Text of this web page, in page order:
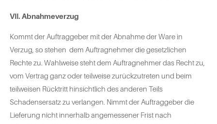
VII. Abnahmeverzug
Kommt der Auftraggeber mit der Abnahme der Ware in
Verzug, so stehen dem Auftragnehmer die gesetzlichen
Rechte zu. Wahlweise steht dem Auftragnehmer das Recht zu,
vom Vertrag ganz oder teilweise zurückzutreten und beim
teilweisen Rücktritt hinsichtlich des anderen Teils
Schadensersatz zu verlangen. Nimmt der Auftraggeber die
Lieferung nicht innerhalb angemessener Frist nach